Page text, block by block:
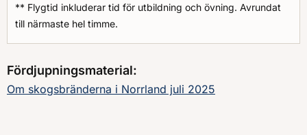
** Flygtid inkluderar tid för utbildning och övning. Avrundat
till närmaste hel timme.
Fördjupningsmaterial:
Om skogsbränderna i Norrland juli 2025